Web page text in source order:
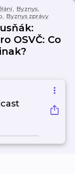
, Byznys,
, Byznys zprávy
OSVČ: Co